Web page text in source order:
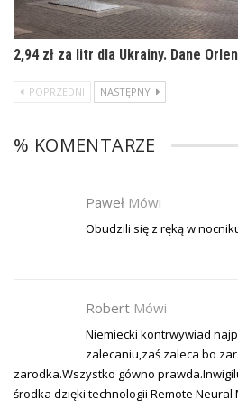
2,94 zł za litr dla Ukrainy. Dane
POPRZEDNI NASTĘPNY
% KOMENTARZE
Paweł Mówi
Obudzili się z ręką w
Robert Mówi
Niemiecki kontrwywiad
zalecaniu,zaś zaleca bo
zarodka.Wszystko gówno
środka dzięki technologii Remote Neural